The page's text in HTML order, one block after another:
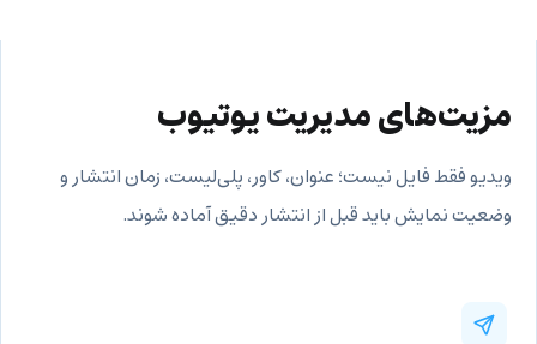
مزیت‌های مدیریت یوتیوب
ویدیو فقط فایل نیست؛ عنوان، کاور، پلی‌لیست، زمان انتشار و
وضعیت نمایش باید قبل از انتشار دقیق آماده شوند.